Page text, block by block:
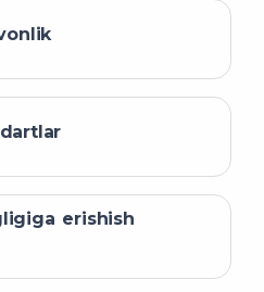
erishish